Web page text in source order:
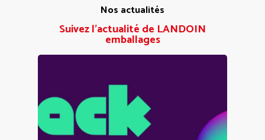
Nos actualités
Suivez l'actualité de LANDOIN
emballages